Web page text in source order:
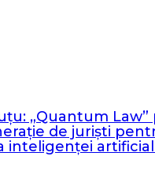
„Quantum
de juriști
inteligenței